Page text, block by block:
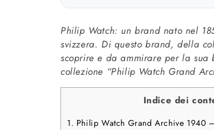
Philip Watch: un brand nato nel
svizzera. Di questo brand, della
scoprire e da ammirare per la sua
collezione “Philip Watch Grand
Indice dei
1. Philip Watch Grand Archive 1940